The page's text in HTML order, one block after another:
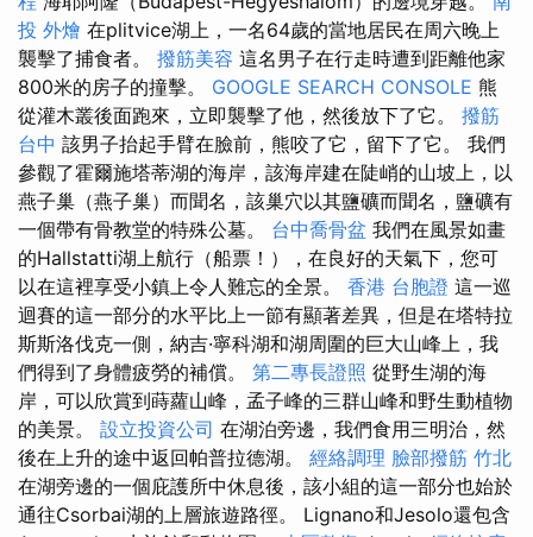
投 外燴 在plitvice湖上，一名64歲的當地居民在周六晚上
襲擊了捕食者。 撥筋美容 這名男子在行走時遭到距離他家
800米的房子的撞擊。 GOOGLE SEARCH CONSOLE 熊
從灌木叢後面跑來，立即襲擊了他，然後放下了它。 撥筋
台中 該男子抬起手臂在臉前，熊咬了它，留下了它。 我們
參觀了霍爾施塔蒂湖的海岸，該海岸建在陡峭的山坡上，以
燕子巢（燕子巢）而聞名，該巢穴以其鹽礦而聞名，鹽礦有
一個帶有骨教堂的特殊公墓。 台中喬骨盆 我們在風景如畫
的Hallstatti湖上航行（船票！），在良好的天氣下，您可
以在這裡享受小鎮上令人難忘的全景。 香港 台胞證 這一巡
迴賽的這一部分的水平比上一節有顯著差異，但是在塔特拉
斯斯洛伐克一側，納吉·寧科湖和湖周圍的巨大山峰上，我
們得到了身體疲勞的補償。 第二專長證照 從野生湖的海
岸，可以欣賞到蒔蘿山峰，孟子峰的三群山峰和野生動植物
的美景。 設立投資公司 在湖泊旁邊，我們食用三明治，然
後在上升的途中返回帕普拉德湖。 經絡調理 臉部撥筋 竹北
在湖旁邊的一個庇護所中休息後，該小組的這一部分也始於
通往Csorbai湖的上層旅遊路徑。 Lignano和Jesolo還包含